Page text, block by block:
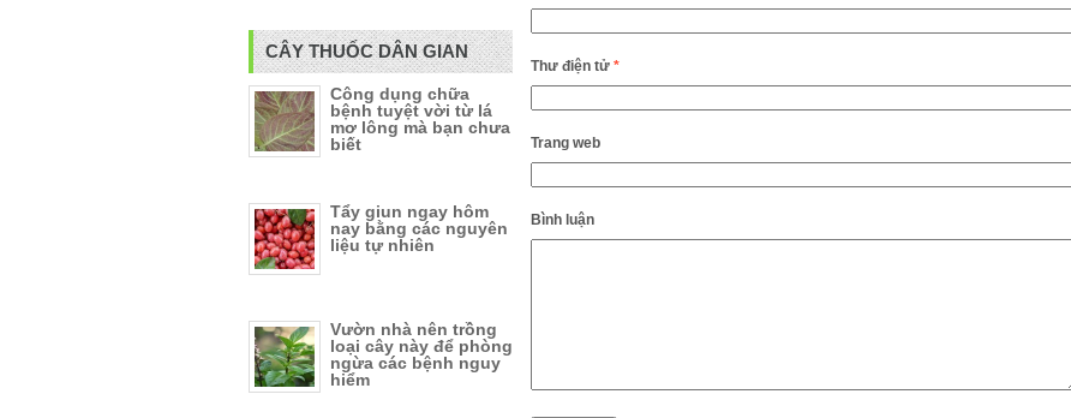
Thư điện tử *
Trang web
Bình luận
CÂY THUỐC DÂN GIAN
Công dụng chữa
bệnh tuyệt vời từ lá
mơ lông mà bạn chưa
biết
Tẩy giun ngay hôm
nay bằng các nguyên
liệu tự nhiên
Vườn nhà nên trồng
loại cây này để phòng
ngừa các bệnh nguy
hiểm